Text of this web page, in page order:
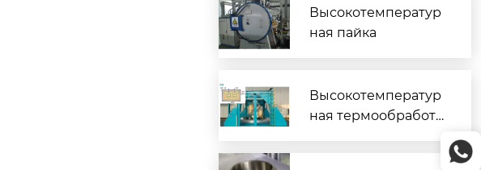
Высокотемператур
ная пайка
Высокотемператур
ная термообработк